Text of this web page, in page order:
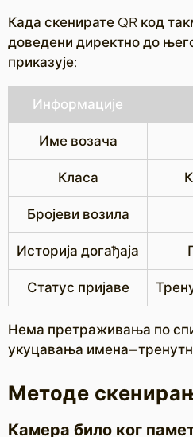
Када скенирате QR код
доведени директно до
приказује:
Информације
Име возача
Класа
Бројеви возила
Историја догађаја
Статус пријаве
Нема претраживања по
укуцавања
Методе
Камера било ког